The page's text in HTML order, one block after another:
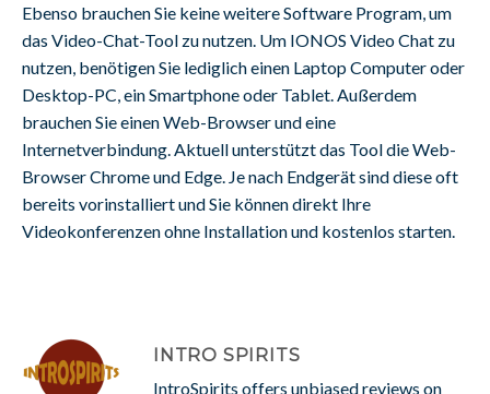
Ebenso brauchen Sie keine weitere Software Program, um
das Video-Chat-Tool zu nutzen. Um IONOS Video Chat zu
nutzen, benötigen Sie lediglich einen Laptop Computer oder
Desktop-PC, ein Smartphone oder Tablet. Außerdem
brauchen Sie einen Web-Browser und eine
Internetverbindung. Aktuell unterstützt das Tool die Web-
Browser Chrome und Edge. Je nach Endgerät sind diese oft
bereits vorinstalliert und Sie können direkt Ihre
Videokonferenzen ohne Installation und kostenlos starten.
INTRO SPIRITS
IntroSpirits offers unbiased reviews on